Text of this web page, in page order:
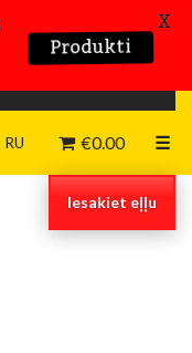
RU
Iesakiet eļļu
€0.00 ☰
Produkti
X